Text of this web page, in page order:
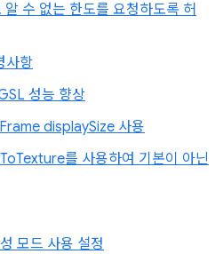
수 없는 한도를 요청하도록 허
사항
성능 향상
displaySize 사용
를 사용하여 기본이 아닌
모드 사용 설정